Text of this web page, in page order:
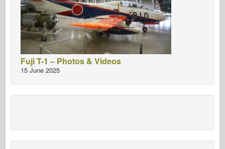
Fuji T-1 – Photos & Videos
15 June 2025